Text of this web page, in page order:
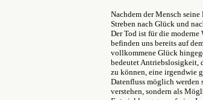
Nachdem der Mensch
Streben nach Glück und
Der Tod ist für die moderne
befinden uns bereits auf
vollkommene Glück
bedeutet Antriebslosigkeit,
zu können, eine irgendwie
Datenfluss möglich werden
verstehen, sondern als